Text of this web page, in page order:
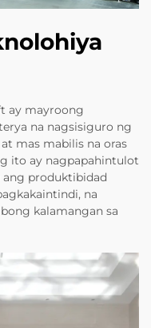
ay mayroong
na nagsisiguro ng
mas mabilis na oras
ito ay nagpapahintulot
produktibidad
na
kalamangan sa